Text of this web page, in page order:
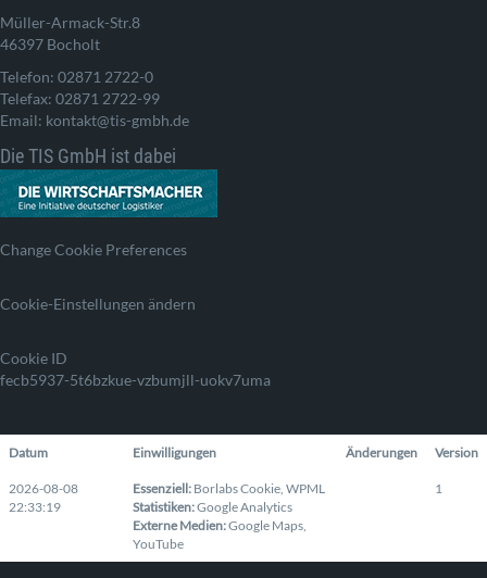
Müller-Armack-Str.8
46397 Bocholt
Telefon: 02871 2722-0
Telefax: 02871 2722-99
Email: kontakt@tis-gmbh.de
Die TIS GmbH ist dabei
Change Cookie Preferences
Cookie-Einstellungen ändern
Cookie ID
fecb5937-5t6bzkue-vzbumjll-uokv7uma
Datum Einwilligungen Änderungen Version
2026-08-08
22:33:19
Essenziell: Borlabs Cookie WPML
Statistiken:Google Analytics
Externe Medien:Google Maps
YouTube
1